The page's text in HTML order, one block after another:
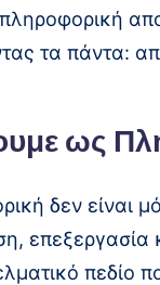
τα πάντα:
ως
δεν είναι
επεξεργασία
πεδίο